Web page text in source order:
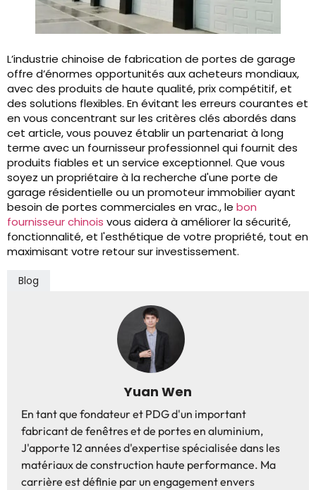
L’industrie chinoise de fabrication de portes de garage
offre d’énormes opportunités aux acheteurs mondiaux,
avec des produits de haute qualité, prix compétitif, et
des solutions flexibles. En évitant les erreurs courantes et
en vous concentrant sur les critères clés abordés dans
cet article, vous pouvez établir un partenariat à long
terme avec un fournisseur professionnel qui fournit des
produits fiables et un service exceptionnel. Que vous
soyez un propriétaire à la recherche d'une porte de
garage résidentielle ou un promoteur immobilier ayant
besoin de portes commerciales en vrac., le bon
fournisseur chinois vous aidera à améliorer la sécurité,
fonctionnalité, et l'esthétique de votre propriété, tout en
maximisant votre retour sur investissement.
Blog
Yuan Wen
En tant que fondateur et PDG d'un important
fabricant de fenêtres et de portes en aluminium,
J'apporte 12 années d'expertise spécialisée dans les
matériaux de construction haute performance. Ma
carrière est définie par un engagement envers